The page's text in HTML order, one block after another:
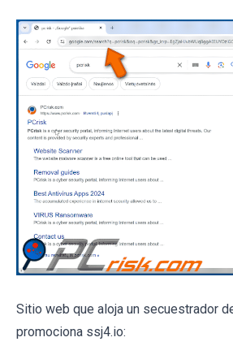
Sitio web que aloja un secuestrador
promociona ssj4.io: